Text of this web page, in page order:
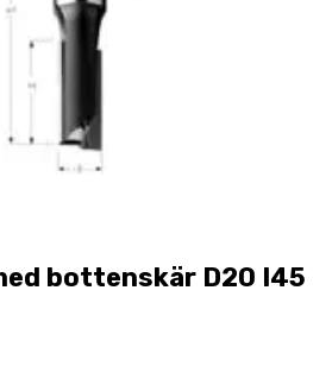
bottenskär D20 I45